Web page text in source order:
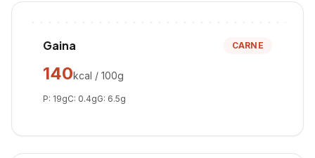
Gaina CARNE
140kcal / 100g
P: 19gC: 0.4gG: 6.5g